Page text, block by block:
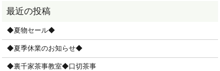
◆夏物セール◆
◆夏季休業のお知らせ◆
◆裏千家茶事教室◆口切茶事